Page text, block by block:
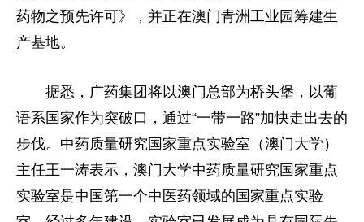
药物之预先许可》，并正在澳门青洲工业园筹建生
产基地。
据悉，广药集团将以澳门总部为桥头堡，以葡
语系国家作为突破口，通过“一带一路”加快走出去的
步伐。中药质量研究国家重点实验室（澳门大学）
主任王一涛表示，澳门大学中药质量研究国家重点
实验室是中国第一个中医药领域的国家重点实验